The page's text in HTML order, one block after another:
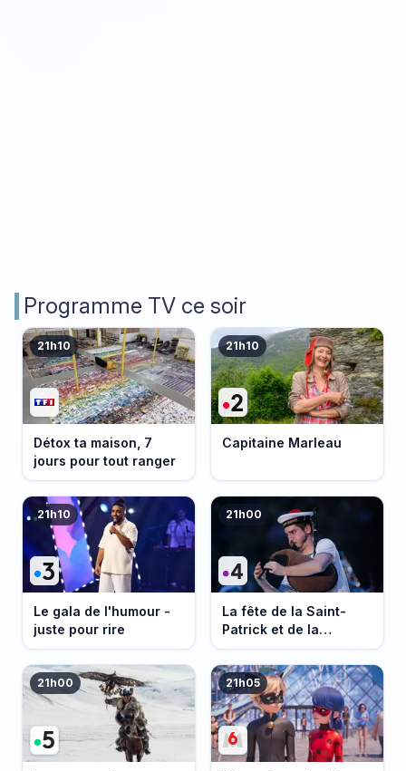
Programme TV ce soir
21h10
Détox ta maison, 7
jours pour tout ranger
21h10
Capitaine Marleau
21h10
Le gala de l'humour -
juste pour rire
21h00
La fête de la Saint-
Patrick et de la
Bretagne
21h00 21h05